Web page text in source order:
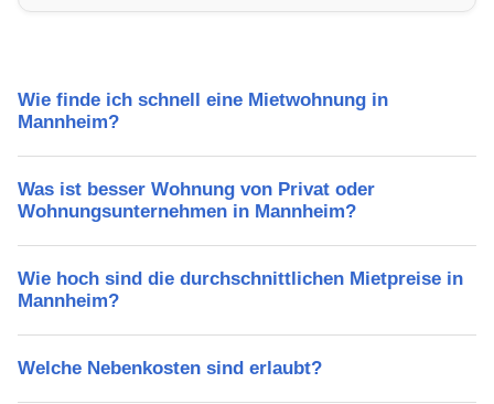
Wie finde ich schnell eine Mietwohnung in
Mannheim?
Was ist besser Wohnung von Privat oder
Wohnungsunternehmen in Mannheim?
Wie hoch sind die durchschnittlichen Mietpreise in
Mannheim?
Welche Nebenkosten sind erlaubt?